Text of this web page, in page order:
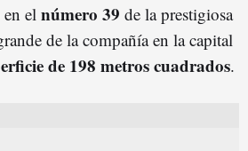
el número 39 de la prestigiosa
de la compañía en la capital
de 198 metros cuadrados.